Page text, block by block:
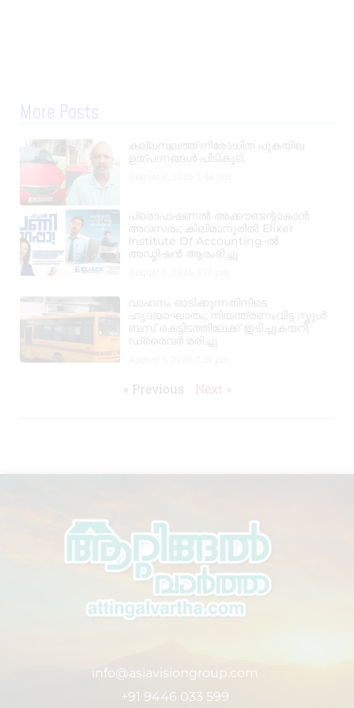
More Posts
കല്ലമ്പലത്ത് നിരോധിത പുകയില
ഉത്പന്നങ്ങൾ പിടികൂടി.
പ്രൊഫഷണൽ അക്കൗണ്ടന്റാകാൻ
അവസരം; കിലിമാനൂരിൽ Elixer
Institute Of Accounting-ൽ
അഡ്മിഷൻ ആരംഭിച്ചു
വാഹനം ഓടിക്കുന്നതിനിടെ
ഹൃദയാഘാതം; നിയന്ത്രണംവിട്ട സ്കൂൾ
ബസ് കെട്ടിടത്തിലേക്ക് ഇടിച്ചുകയറി,
ഡ്രൈവർ മരിച്ചു
« Previous Next »
info@asiavisiongroup.com
+91 9446 033 599